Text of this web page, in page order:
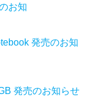
お知
発売のお知
発売のお知らせ